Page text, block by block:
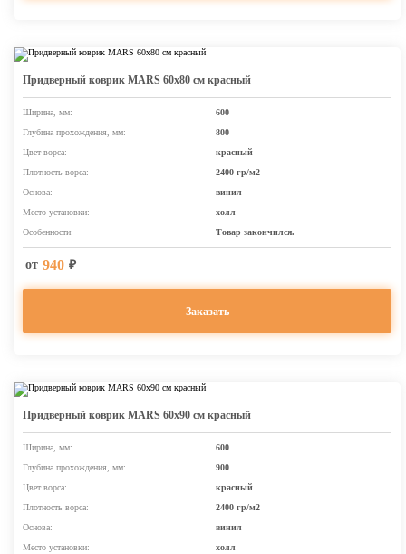
Придверный коврик MARS 60х80 см красный
Ширина, мм:
600
Глубина прохождения, мм:
800
Цвет ворса:
красный
Плотность ворса:
2400 гр/м2
Основа:
винил
Место установки:
холл
Особенности:
Товар закончился.
от 940 ₽
Заказать
Придверный коврик MARS 60х90 см красный
Ширина, мм:
600
Глубина прохождения, мм:
900
Цвет ворса:
красный
Плотность ворса:
2400 гр/м2
Основа:
винил
Место установки:
холл